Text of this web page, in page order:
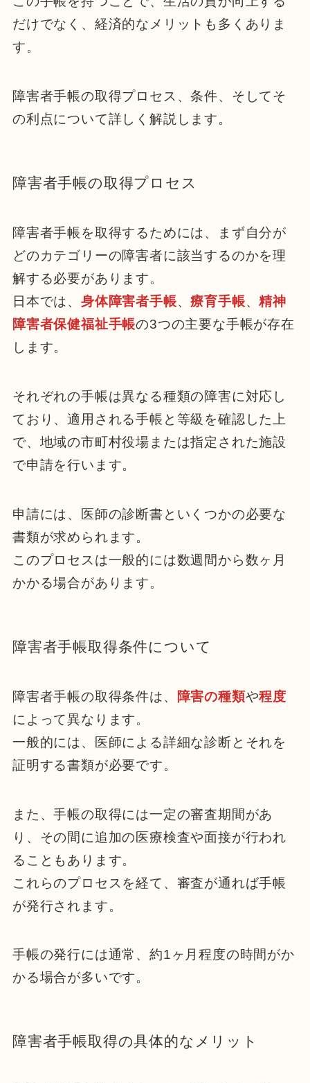
だけでなく、経済的なメリットも多くありま
す。
障害者手帳の取得プロセス、条件、そしてそ
の利点について詳しく解説します。
障害者手帳の取得プロセス
障害者手帳を取得するためには、まず自分が
どのカテゴリーの障害者に該当するのかを理
解する必要があります。
日本では、 身体障害者手帳、療育手帳、精神
障害者保健福祉手帳の3つの主要な手帳が存在
します。
それぞれの手帳は異なる種類の障害に対応し
ており、適用される手帳と等級を確認した上
で、地域の市町村役場または指定された施設
で申請を行います。
申請には、医師の診断書といくつかの必要な
書類が求められます。
このプロセスは一般的には数週間から数ヶ月
かかる場合があります。
障害者手帳取得条件について
障害者手帳の取得条件は、 障害の種類や程度
によって異なります。
一般的には、医師による詳細な診断とそれを
証明する書類が必要です。
また、手帳の取得には一定の審査期間があ
り、その間に追加の医療検査や面接が行われ
ることもあります。
これらのプロセスを経て、審査が通れば手帳
が発行されます。
手帳の発行には通常、約1ヶ月程度の時間がか
かる場合が多いです。
障害者手帳取得の具体的なメリット